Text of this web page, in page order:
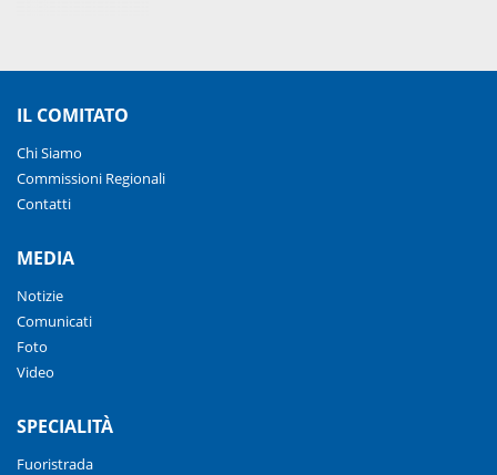
IL COMITATO
Chi Siamo
Commissioni Regionali
Contatti
MEDIA
Notizie
Comunicati
Foto
Video
SPECIALITÀ
Fuoristrada